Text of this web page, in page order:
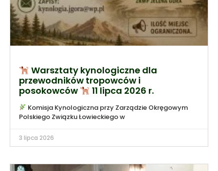
Warsztaty kynologiczne dla
przewodników tropowców i
posokowców
11 lipca 2026 r.
Komisja Kynologiczna przy Zarządzie Okręgowym
Polskiego Związku Łowieckiego w
3 lipca 2026